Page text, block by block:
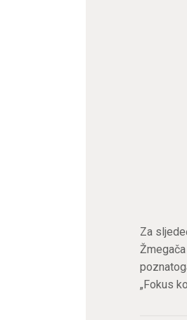
Za
„Fokus